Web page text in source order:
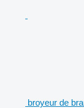
broyeur de